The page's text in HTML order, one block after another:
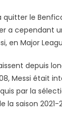
quitter le
a cependant
en Major
depuis
Messi était
par la
la saison